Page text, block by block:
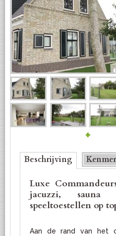
+
Bottom
Beschrijving (actieve
Luxe
jacuzzi,
speeltoestellen op
Aan de rand van het